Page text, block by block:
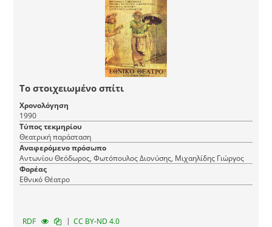
Το στοιχειωμένο σπίτι
Χρονολόγηση
1990
Τύπος τεκμηρίου
Θεατρική παράσταση
Αναφερόμενο πρόσωπο
Αντωνίου Θεόδωρος, Φωτόπουλος Διονύσης, Μιχαηλίδης Γιώργος
Φορέας
Εθνικό Θέατρο
RDF | CC BY-ND 4.0